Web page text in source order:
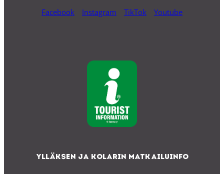
Facebook
Instagram TikTok Youtube
Ylläksen ja Kolarin matkailuinfo